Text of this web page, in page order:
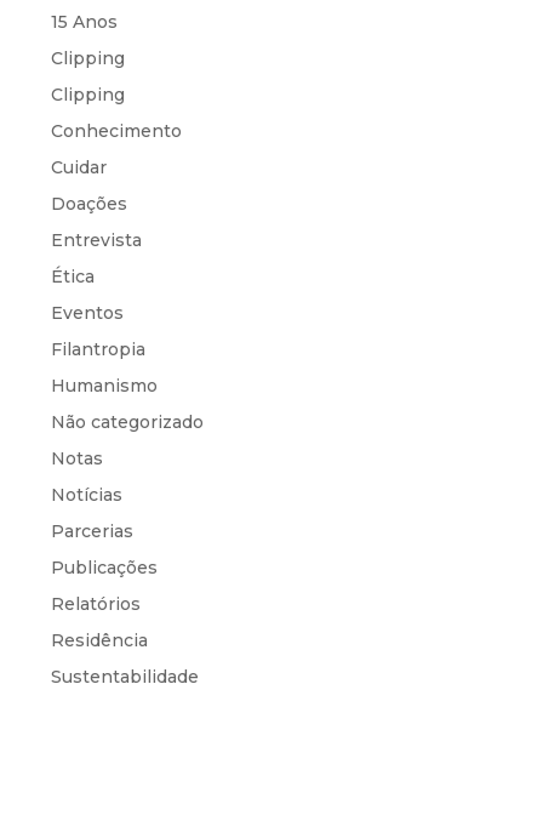
15 Anos
Clipping
Clipping
Conhecimento
Cuidar
Doações
Entrevista
Ética
Eventos
Filantropia
Humanismo
Não categorizado
Notas
Notícias
Parcerias
Publicações
Relatórios
Residência
Sustentabilidade